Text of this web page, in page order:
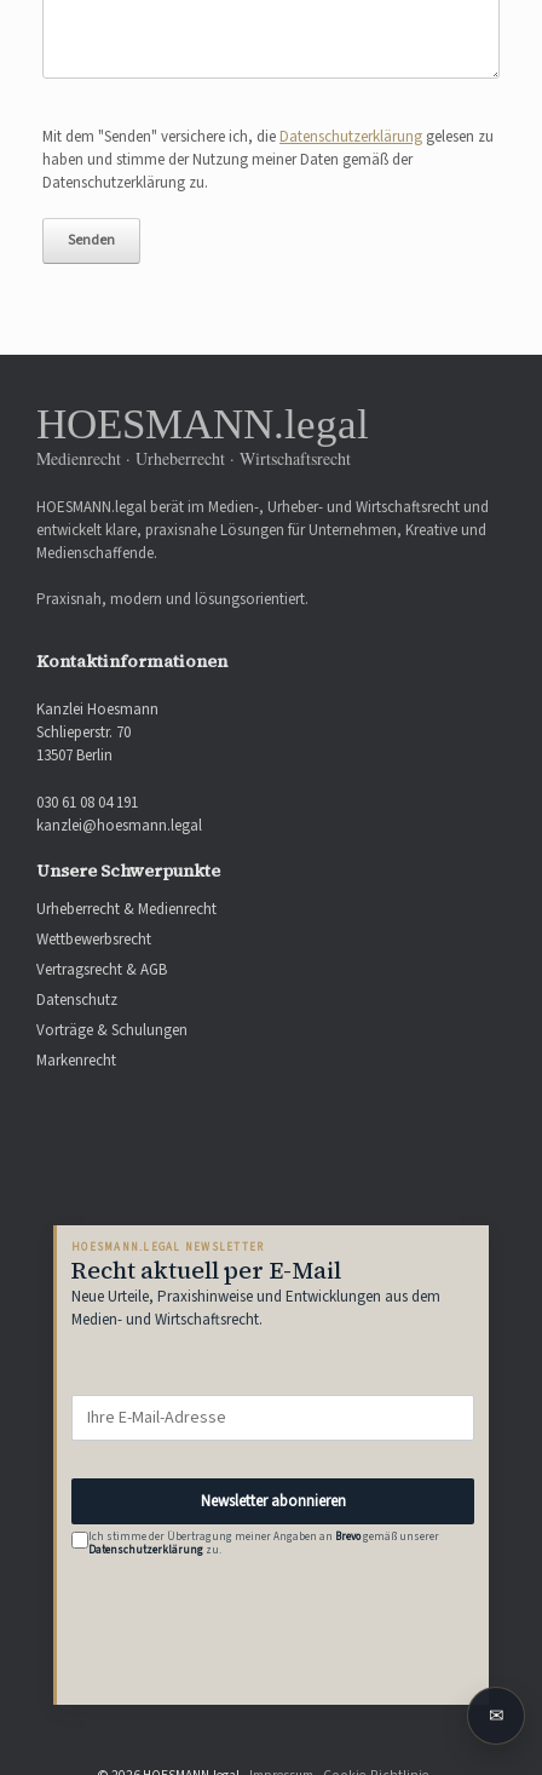
Mit dem "Senden" versichere ich, die Datenschutzerklärung gelesen zu
haben und stimme der Nutzung meiner Daten gemäß der
Datenschutzerklärung zu.
HOESMANN.legal
Medienrecht · Urheberrecht · Wirtschaftsrecht
HOESMANN.legal berät im Medien-, Urheber- und Wirtschaftsrecht und
entwickelt klare, praxisnahe Lösungen für Unternehmen, Kreative und
Medienschaffende.
Praxisnah, modern und lösungsorientiert.
Kontaktinformationen
Kanzlei Hoesmann
Schlieperstr. 70
13507 Berlin
030 61 08 04 191
kanzlei@hoesmann.legal
Unsere Schwerpunkte
Urheberrecht & Medienrecht
Wettbewerbsrecht
Vertragsrecht & AGB
Datenschutz
Vorträge & Schulungen
Markenrecht
HOESMANN.LEGAL NEWSLETTER
Recht aktuell per E-Mail
Neue Urteile, Praxishinweise und Entwicklungen aus dem
Medien- und Wirtschaftsrecht.
Newsletter abonnieren
Ich stimme der Übertragung meiner Angaben an Brevogemäß unserer
Datenschutzerklärung zu.
✉